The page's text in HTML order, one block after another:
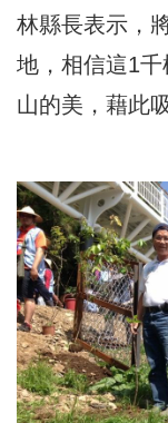
林縣長表示，
地，相信這1
山的美，藉此